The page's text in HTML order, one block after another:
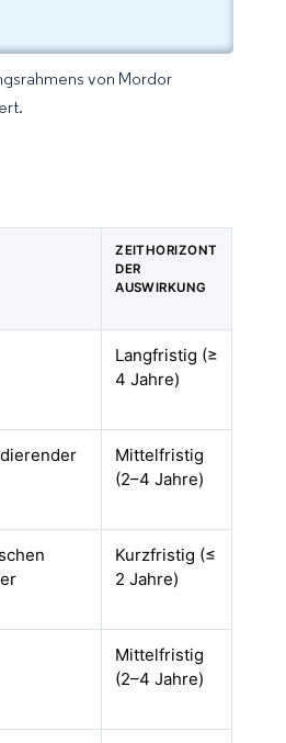
von Mordor
ZEITHORIZONT
DER
AUSWIRKUNG
Langfristig (≥
4 Jahre)
Mittelfristig
(2–4 Jahre)
Kurzfristig (≤
2 Jahre)
Mittelfristig
(2–4 Jahre)